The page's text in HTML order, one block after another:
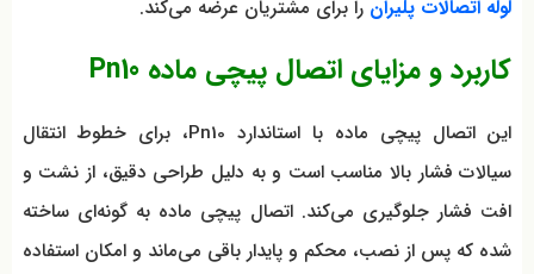
لوله اتصالات پلیران را برای مشتریان عرضه می‌کند.
کاربرد و مزایای اتصال پیچی ماده Pn10
این اتصال پیچی ماده با استاندارد Pn10، برای خطوط انتقال
سیالات فشار بالا مناسب است و به دلیل طراحی دقیق، از نشت و
افت فشار جلوگیری می‌کند. اتصال پیچی ماده به گونه‌ای ساخته
شده که پس از نصب، محکم و پایدار باقی می‌ماند و امکان استفاده